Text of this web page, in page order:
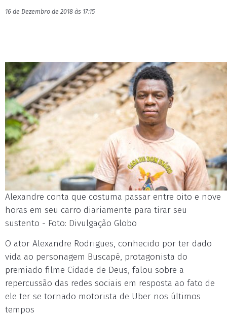
16 de Dezembro de 2018 às 17:15
Alexandre conta que costuma passar entre oito e nove
horas em seu carro diariamente para tirar seu
sustento - Foto: Divulgação Globo
O ator Alexandre Rodrigues, conhecido por ter dado
vida ao personagem Buscapé, protagonista do
premiado filme Cidade de Deus, falou sobre a
repercussão das redes sociais em resposta ao fato de
ele ter se tornado motorista de Uber nos últimos
tempos